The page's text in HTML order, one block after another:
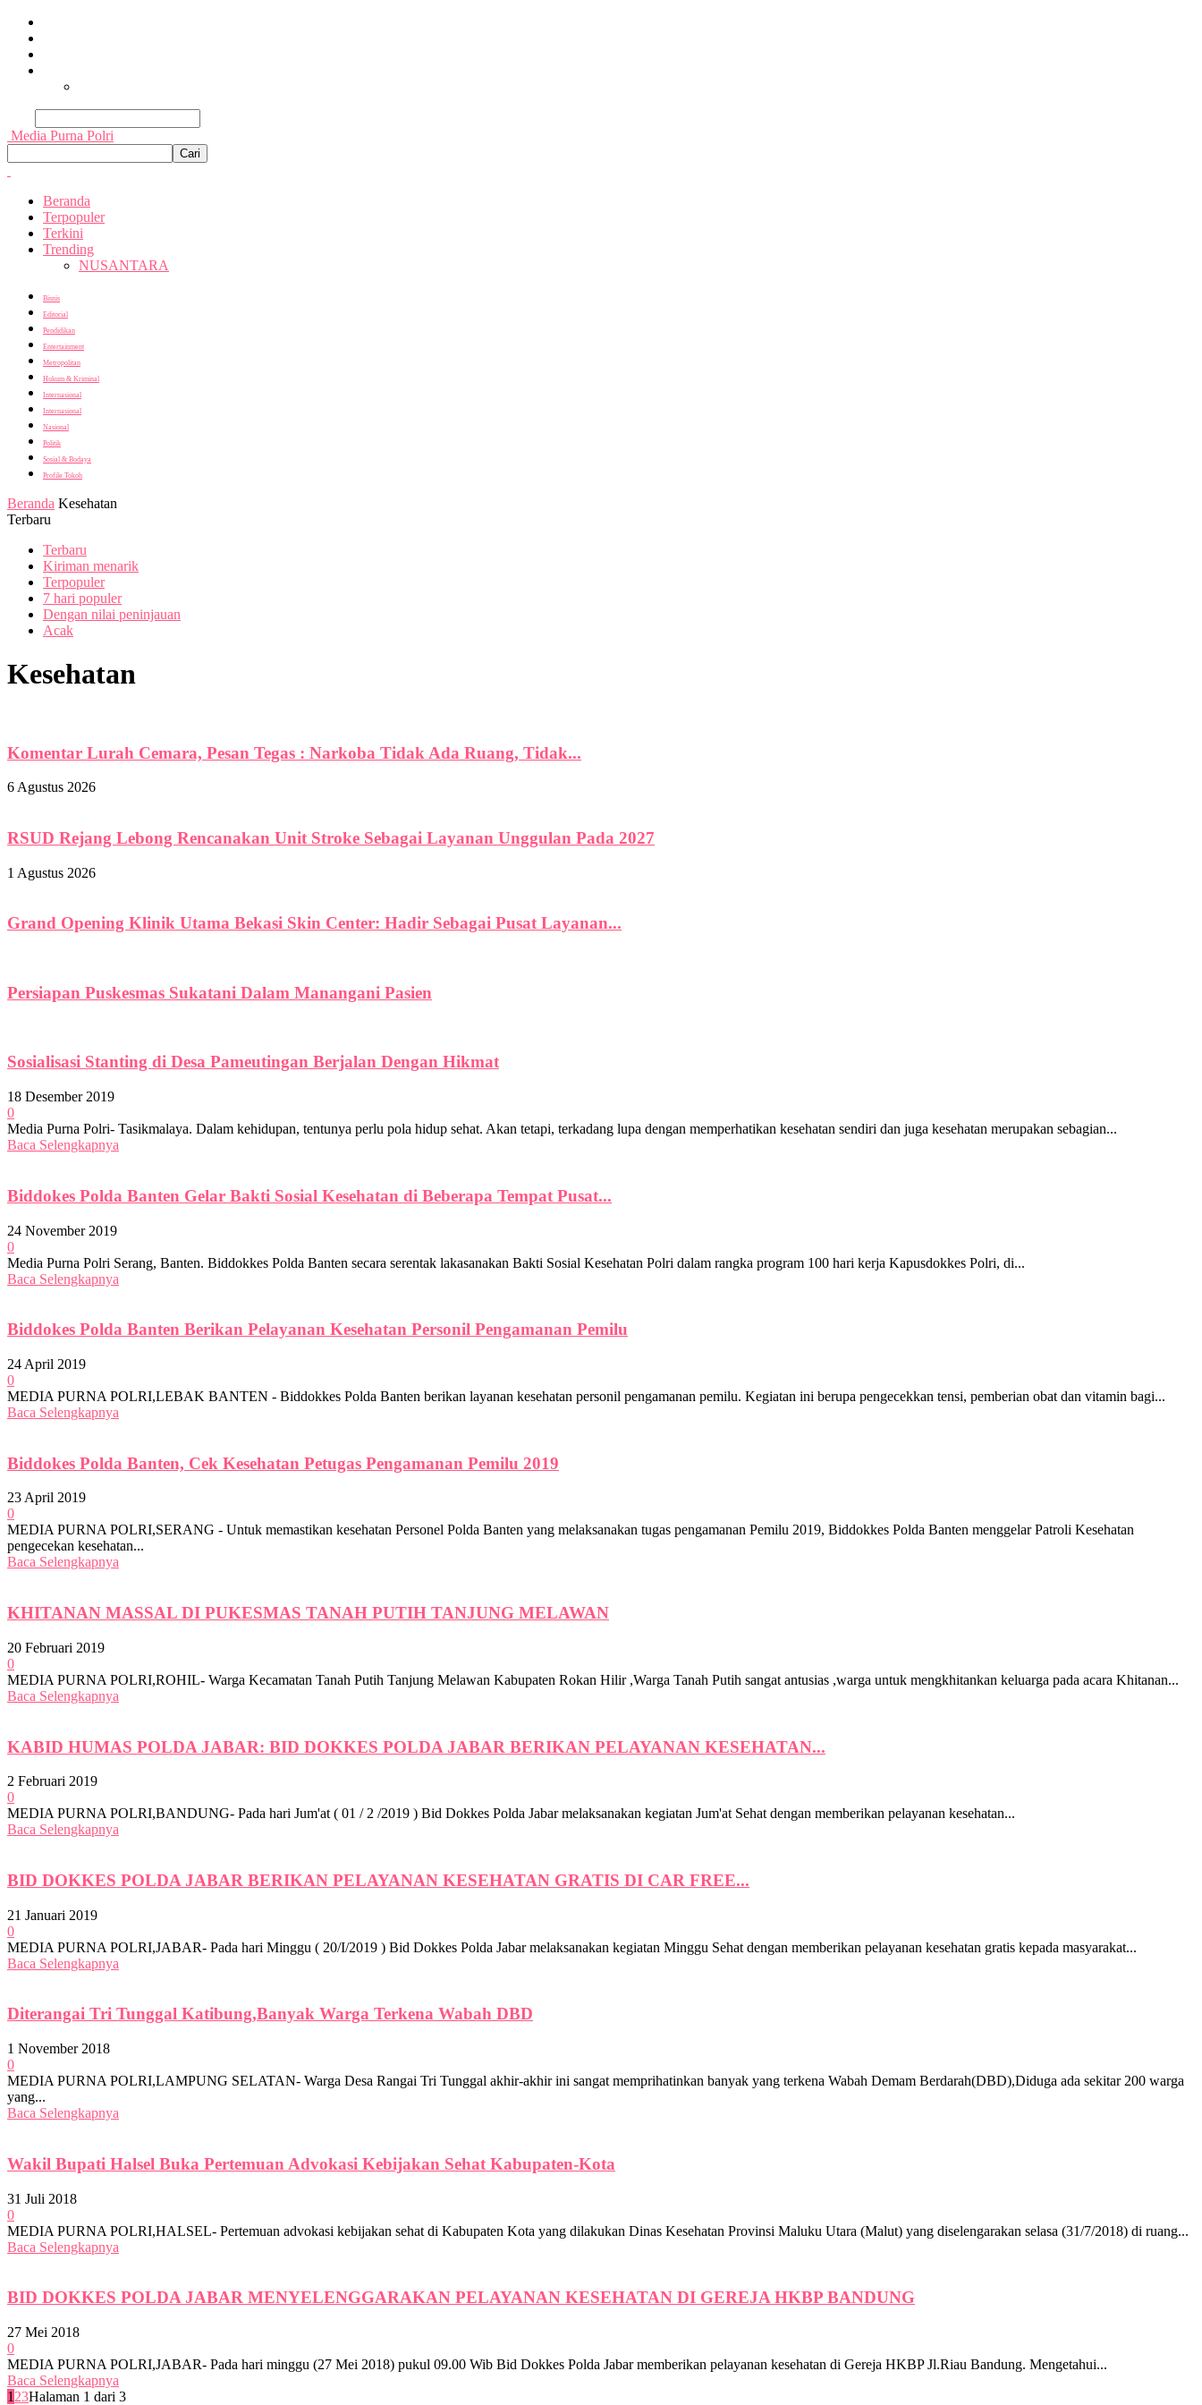
Media Purna Polri
Beranda
Terpopuler
Terkini
Trending
NUSANTARA
Bisnis
Editorial
Pendidikan
Entertainment
Metropolitan
Hukum & Kriminal
Internasional
Internasional
Nasional
Politik
Sosial & Budaya
Profile Tokoh
Beranda Kesehatan
Terbaru
Terbaru
Kiriman menarik
Terpopuler
7 hari populer
Dengan nilai peninjauan
Acak
Kesehatan
Komentar Lurah Cemara, Pesan Tegas : Narkoba Tidak Ada Ruang, Tidak...
6 Agustus 2026
RSUD Rejang Lebong Rencanakan Unit Stroke Sebagai Layanan Unggulan Pada 2027
1 Agustus 2026
Grand Opening Klinik Utama Bekasi Skin Center: Hadir Sebagai Pusat Layanan...
Persiapan Puskesmas Sukatani Dalam Manangani Pasien
Sosialisasi Stanting di Desa Pameutingan Berjalan Dengan Hikmat
18 Desember 2019
0
Media Purna Polri- Tasikmalaya. Dalam kehidupan, tentunya perlu pola hidup sehat. Akan tetapi, terkadang lupa dengan memperhatikan kesehatan sendiri dan juga kesehatan merupakan sebagian...
Baca Selengkapnya
Biddokes Polda Banten Gelar Bakti Sosial Kesehatan di Beberapa Tempat Pusat...
24 November 2019
0
Media Purna Polri Serang, Banten. Biddokkes Polda Banten secara serentak lakasanakan Bakti Sosial Kesehatan Polri dalam rangka program 100 hari kerja Kapusdokkes Polri, di...
Baca Selengkapnya
Biddokes Polda Banten Berikan Pelayanan Kesehatan Personil Pengamanan Pemilu
24 April 2019
0
MEDIA PURNA POLRI,LEBAK BANTEN - Biddokkes Polda Banten berikan layanan kesehatan personil pengamanan pemilu. Kegiatan ini berupa pengecekkan tensi, pemberian obat dan vitamin bagi...
Baca Selengkapnya
Biddokes Polda Banten, Cek Kesehatan Petugas Pengamanan Pemilu 2019
23 April 2019
0
MEDIA PURNA POLRI,SERANG - Untuk memastikan kesehatan Personel Polda Banten yang melaksanakan tugas pengamanan Pemilu 2019, Biddokkes Polda Banten menggelar Patroli Kesehatan
pengecekan kesehatan...
Baca Selengkapnya
KHITANAN MASSAL DI PUKESMAS TANAH PUTIH TANJUNG MELAWAN
20 Februari 2019
0
MEDIA PURNA POLRI,ROHIL- Warga Kecamatan Tanah Putih Tanjung Melawan Kabupaten Rokan Hilir ,Warga Tanah Putih sangat antusias ,warga untuk mengkhitankan keluarga pada acara Khitanan...
Baca Selengkapnya
KABID HUMAS POLDA JABAR: BID DOKKES POLDA JABAR BERIKAN PELAYANAN KESEHATAN...
2 Februari 2019
0
MEDIA PURNA POLRI,BANDUNG- Pada hari Jum'at ( 01 / 2 /2019 ) Bid Dokkes Polda Jabar melaksanakan kegiatan Jum'at Sehat dengan memberikan pelayanan kesehatan...
Baca Selengkapnya
BID DOKKES POLDA JABAR BERIKAN PELAYANAN KESEHATAN GRATIS DI CAR FREE...
21 Januari 2019
0
MEDIA PURNA POLRI,JABAR- Pada hari Minggu ( 20/I/2019 ) Bid Dokkes Polda Jabar melaksanakan kegiatan Minggu Sehat dengan memberikan pelayanan kesehatan gratis kepada masyarakat...
Baca Selengkapnya
Diterangai Tri Tunggal Katibung,Banyak Warga Terkena Wabah DBD
1 November 2018
0
MEDIA PURNA POLRI,LAMPUNG SELATAN- Warga Desa Rangai Tri Tunggal akhir-akhir ini sangat memprihatinkan banyak yang terkena Wabah Demam Berdarah(DBD),Diduga ada sekitar 200 warga
yang...
Baca Selengkapnya
Wakil Bupati Halsel Buka Pertemuan Advokasi Kebijakan Sehat Kabupaten-Kota
31 Juli 2018
0
MEDIA PURNA POLRI,HALSEL- Pertemuan advokasi kebijakan sehat di Kabupaten Kota yang dilakukan Dinas Kesehatan Provinsi Maluku Utara (Malut) yang diselengarakan selasa (31/7/2018) di ruang...
Baca Selengkapnya
BID DOKKES POLDA JABAR MENYELENGGARAKAN PELAYANAN KESEHATAN DI GEREJA HKBP BANDUNG
27 Mei 2018
0
MEDIA PURNA POLRI,JABAR- Pada hari minggu (27 Mei 2018) pukul 09.00 Wib Bid Dokkes Polda Jabar memberikan pelayanan kesehatan di Gereja HKBP Jl.Riau Bandung. Mengetahui...
Baca Selengkapnya
1 23Halaman 1 dari 3